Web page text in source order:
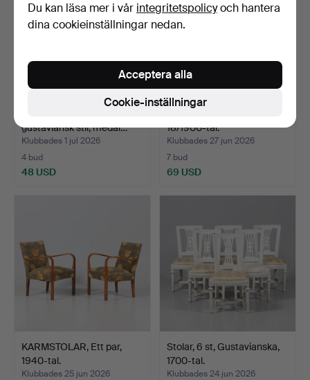
gustaviansk stil, medal…
Klubbades 1 jul 2026
4 bud
48 USD
18/1900-tal.
Klubbades 27 jun 2026
7 bud
69 USD
KARMSTOLAR, Ett par,
1940-tal.
Klubbades 25 jun 2026
Stolar, 6 st, Gustavianska,
1700-tal.
Klubbades 24 jun 2026
Du kan läsa mer i vår integritetspolicyoch hantera
dina cookieinställningar nedan.
Cookie-inställningar
Acceptera alla